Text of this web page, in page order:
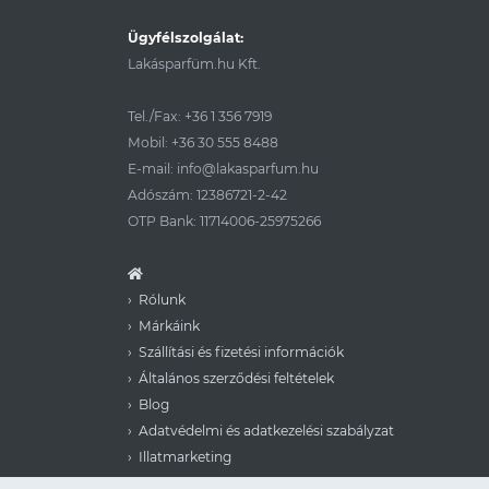
Ügyfélszolgálat:
Lakásparfüm.hu Kft.
Tel./Fax: +36 1 356 7919
Mobil: +36 30 555 8488
E-mail: info@lakasparfum.hu
Adószám: 12386721-2-42
OTP Bank: 11714006-25975266
Rólunk
Márkáink
Szállítási és fizetési információk
Általános szerződési feltételek
Blog
Adatvédelmi és adatkezelési szabályzat
Illatmarketing